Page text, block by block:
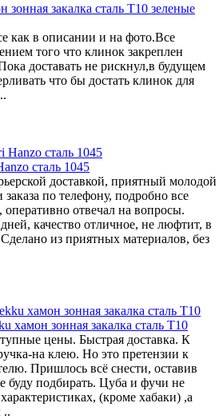
закалка сталь T10 зеленые
как в описании и на фото.Все
того что клинок закреплен
доставать не рискнул,в будущем
что бы достать клинок для
сталь 1045
доставкой, приятный молодой
по телефону, подробно все
отвечал на вопросы.
качество отличное, не люфтит, в
из приятных материалов, без
хамон зонная закалка сталь T10
цены. Быстрая доставка. К
на клею. Но это претензии к
Пришлось всё снести, оставив
буду подбирать. Цуба и фучи не
(кроме хабаки) ,а
..